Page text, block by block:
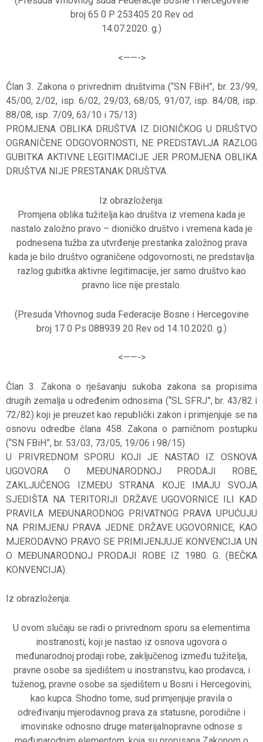
broj 65 0 P 253405 20 Rev od
14.07.2020. g.)
<——->
Član 3. Zakona o privrednim društvima (“SN FBiH”, br. 23/99,
45/00, 2/02, isp. 6/02, 29/03, 68/05, 91/07, isp. 84/08, isp.
88/08, isp. 7/09, 63/10 i 75/13)
PROMJENA OBLIKA DRUŠTVA IZ DIONIČKOG U DRUŠTVO
OGRANIČENE ODGOVORNOSTI, NE PREDSTAVLJA RAZLOG
GUBITKA AKTIVNE LEGITIMACIJE JER PROMJENA OBLIKA
DRUŠTVA NIJE PRESTANAK DRUŠTVA.
Iz obrazloženja:
Promjena oblika tužitelja kao društva iz vremena kada je
nastalo založno pravo – dioničko društvo i vremena kada je
podnesena tužba za utvrđenje prestanka založnog prava
kada je bilo društvo ograničene odgovornosti, ne predstavlja
razlog gubitka aktivne legitimacije, jer samo društvo kao
pravno lice nije prestalo.
(Presuda Vrhovnog suda Federacije Bosne i Hercegovine
broj 17 0 Ps 088939 20 Rev od 14.10.2020. g.)
<——->
Član 3. Zakona o rješavanju sukoba zakona sa propisima
drugih zemalja u određenim odnosima (“SL SFRJ”, br. 43/82 i
72/82) koji je preuzet kao republički zakon i primjenjuje se na
osnovu odredbe člana 458. Zakona o parničnom postupku
(“SN FBiH”, br. 53/03, 73/05, 19/06 i 98/15)
U PRIVREDNOM SPORU KOJI JE NASTAO IZ OSNOVA
UGOVORA O MEĐUNARODNOJ PRODAJI ROBE,
ZAKLJUČENOG IZMEĐU STRANA KOJE IMAJU SVOJA
SJEDIŠTA NA TERITORIJI DRŽAVE UGOVORNICE ILI KAD
PRAVILA MEĐUNARODNOG PRIVATNOG PRAVA UPUĆUJU
NA PRIMJENU PRAVA JEDNE DRŽAVE UGOVORNICE, KAO
MJERODAVNO PRAVO SE PRIMIJENJUJE KONVENCIJA UN
O MEĐUNARODNOJ PRODAJI ROBE IZ 1980. G. (BEČKA
KONVENCIJA).
Iz obrazloženja:
U ovom slučaju se radi o privrednom sporu sa elementima
inostranosti, koji je nastao iz osnova ugovora o
međunarodnoj prodaji robe, zaključenog između tužitelja,
pravne osobe sa sjedištem u inostranstvu, kao prodavca, i
tuženog, pravne osobe sa sjedištem u Bosni i Hercegovini,
kao kupca. Shodno tome, sud primjenjuje pravila o
određivanju mjerodavnog prava za statusne, porodične i
imovinske odnosno druge materijalnopravne odnose s